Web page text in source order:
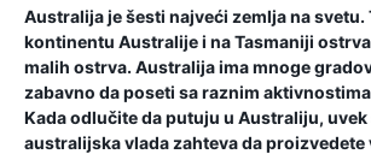
Australija je šesti najveći zemlja na svetu.
kontinentu Australije i na Tasmaniji
malih ostrva. Australija ima mnoge
zabavno da poseti sa raznim
Kada odlučite da putuju u Australiju, uvek
australijska vlada zahteva da proizvedete